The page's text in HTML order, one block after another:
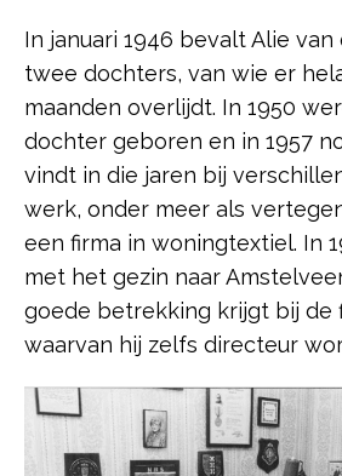
In januari 1946 bevalt Alie
twee dochters, van wie er
maanden overlijdt. In 1950
dochter geboren en in 1957
vindt in die jaren bij
werk, onder meer als
een firma in woningtextiel. In
met het gezin naar
goede betrekking krijgt bij de
waarvan hij zelfs directeur